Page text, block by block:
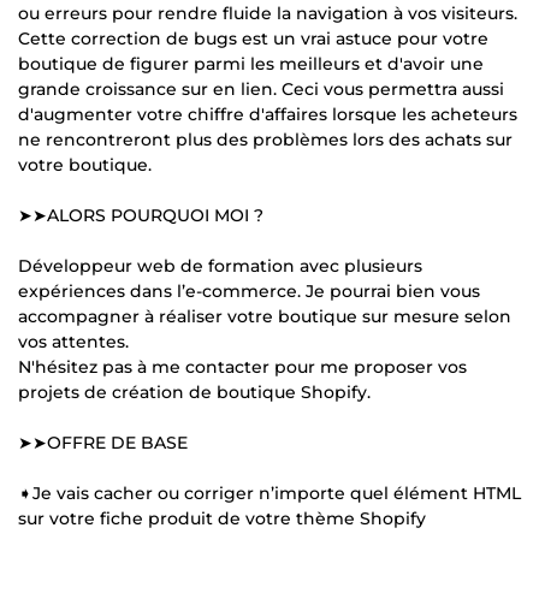
ou erreurs pour rendre fluide la navigation à vos visiteurs.
Cette correction de bugs est un vrai astuce pour votre
boutique de figurer parmi les meilleurs et d'avoir une
grande croissance sur en lien. Ceci vous permettra aussi
d'augmenter votre chiffre d'affaires lorsque les acheteurs
ne rencontreront plus des problèmes lors des achats sur
votre boutique.
➤➤ALORS POURQUOI MOI ?
Développeur web de formation avec plusieurs
expériences dans l’e-commerce. Je pourrai bien vous
accompagner à réaliser votre boutique sur mesure selon
vos attentes.
N'hésitez pas à me contacter pour me proposer vos
projets de création de boutique Shopify.
➤➤OFFRE DE BASE
➧Je vais cacher ou corriger n’importe quel élément HTML
sur votre fiche produit de votre thème Shopify